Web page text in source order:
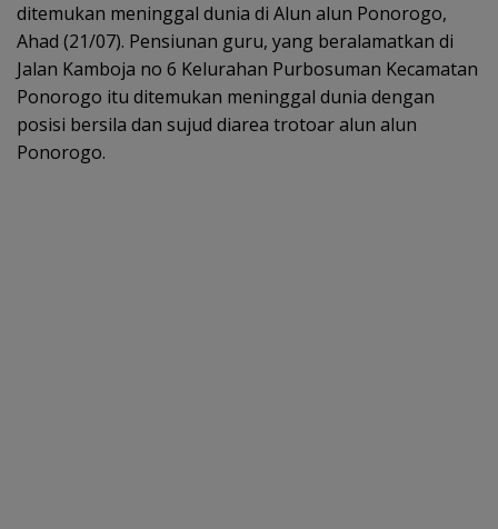
ditemukan meninggal dunia di Alun alun Ponorogo,
Ahad (21/07). Pensiunan guru, yang beralamatkan di
Jalan Kamboja no 6 Kelurahan Purbosuman Kecamatan
Ponorogo itu ditemukan meninggal dunia dengan
posisi bersila dan sujud diarea trotoar alun alun
Ponorogo.